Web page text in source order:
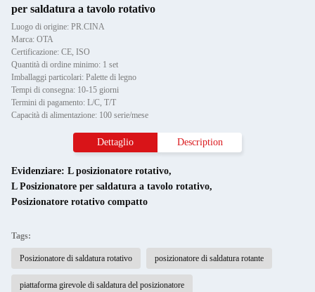
per saldatura a tavolo rotativo
Luogo di origine: PR.CINA
Marca: OTA
Certificazione: CE, ISO
Quantità di ordine minimo: 1 set
Imballaggi particolari: Palette di legno
Tempi di consegna: 10-15 giorni
Termini di pagamento: L/C, T/T
Capacità di alimentazione: 100 serie/mese
Dettaglio Description
Evidenziare: L posizionatore rotativo,
L Posizionatore per saldatura a tavolo rotativo,
Posizionatore rotativo compatto
Tags:
Posizionatore di saldatura rotativo posizionatore di saldatura rotante
piattaforma girevole di saldatura del posizionatore